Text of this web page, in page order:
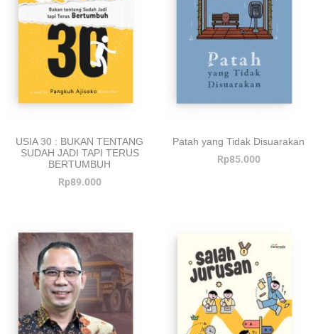
USIA 30 : BUKAN TENTANG
SUDAH JADI TAPI TERUS
BERTUMBUH
Rp89.000
Patah yang Tidak Disuarakan
Rp85.000